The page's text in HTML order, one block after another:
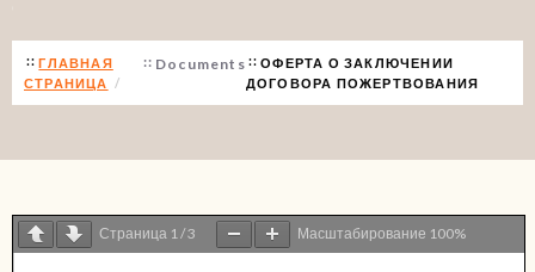
ГЛАВНАЯ
СТРАНИЦА
Documents
ОФЕРТА О ЗАКЛЮЧЕНИИ
ДОГОВОРА ПОЖЕРТВОВАНИЯ
Страница 1/3 Масштабирование 100%